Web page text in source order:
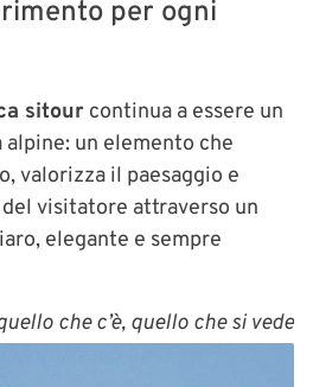
per ogni
sitour continua a essere un
un elemento che
valorizza il paesaggio e
visitatore attraverso un
elegante e sempre
che c’è, quello che si vede